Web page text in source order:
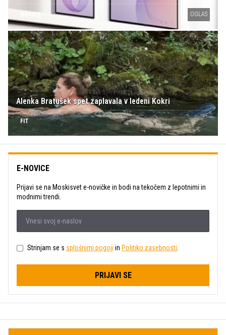
NOVICE OGLAS
Alenka Bratušek spet zaplavala v ledeni Kokri
FIT
E-NOVICE
Prijavi se na Moskisvet e-novičke in bodi na tekočem z lepotnimi in
modnimi trendi.
Strinjam se s splošnimi pogoji in Politiko zasebnosti.
PRIJAVI SE